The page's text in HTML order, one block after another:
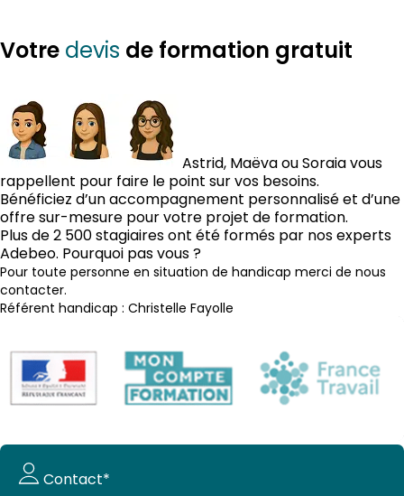
Votre devis de formation gratuit
Astrid, Maëva ou Soraia vous
rappellent pour faire le point sur vos besoins.
Bénéficiez d’un accompagnement personnalisé et d’une
offre sur-mesure pour votre projet de formation.
Plus de 2 500 stagiaires ont été formés par nos experts
Adebeo. Pourquoi pas vous ?
Pour toute personne en situation de handicap merci de nous
contacter.
Référent handicap : Christelle Fayolle
Demande
de devis
Contact*